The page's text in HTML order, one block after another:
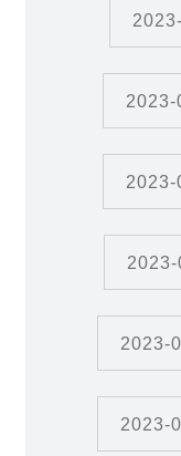
2023-
2023-
2023-
2023-
2023-